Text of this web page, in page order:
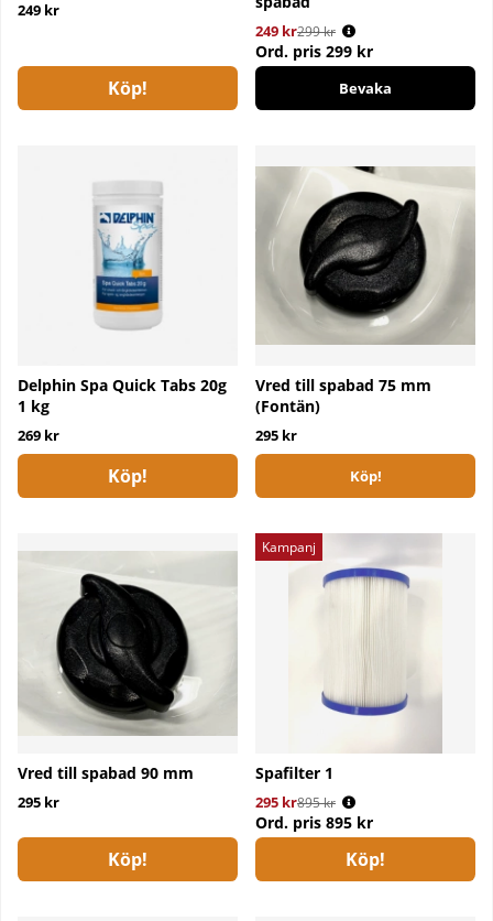
249 kr
Köp!
249 kr
Ordinarie pris:
299 kr
Ord. pris 299 kr
Bevaka
Delphin Spa Quick Tabs 20g
1 kg
269 kr
Köp!
Vred till spabad 75 mm
(Fontän)
295 kr
Köp!
Vred till spabad 90 mm
295 kr
Köp!
Kampanj
Spafilter 1
295 kr
Ordinarie pris:
895 kr
Ord. pris 895 kr
Köp!